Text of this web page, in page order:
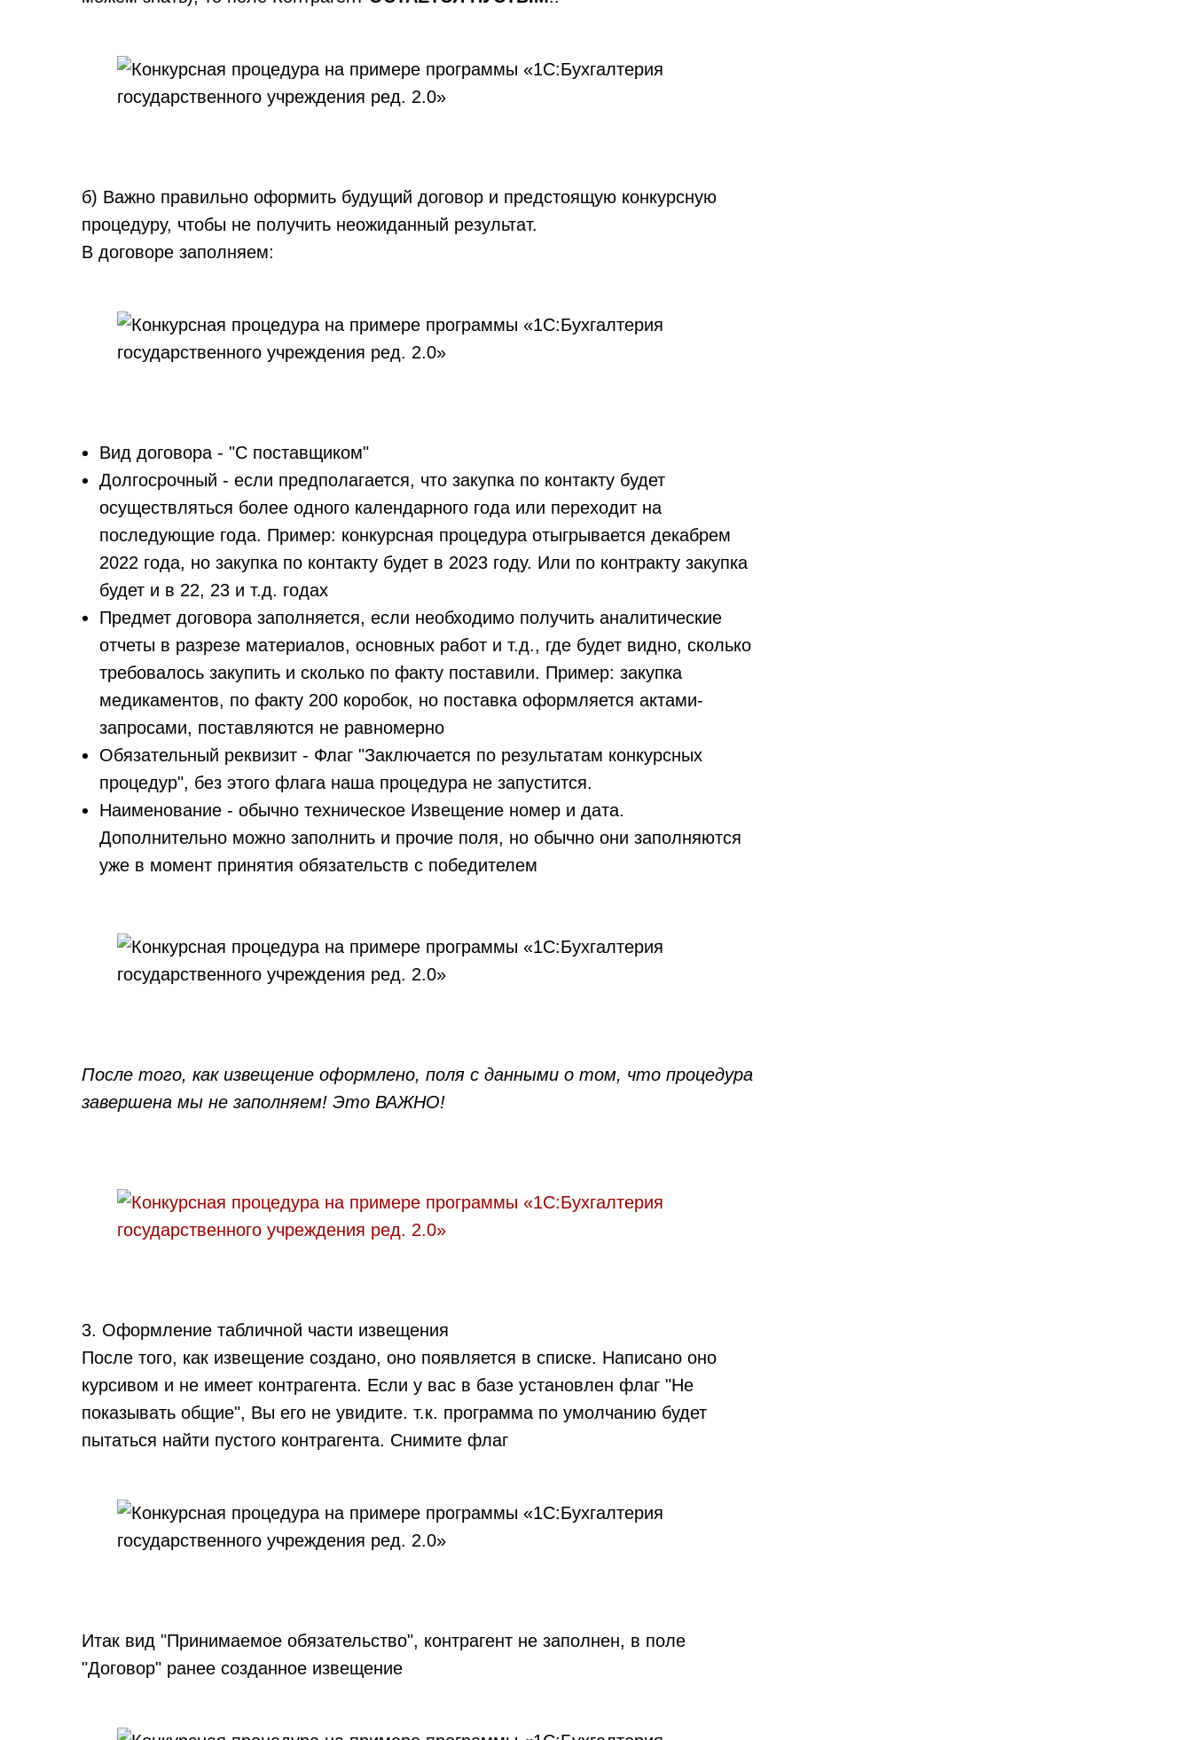
б) Важно правильно оформить будущий договор и предстоящую конкурсную
процедуру, чтобы не получить неожиданный результат.
В договоре заполняем:
Вид договора - "С поставщиком"
Долгосрочный - если предполагается, что закупка по контакту будет
осуществляться более одного календарного года или переходит на
последующие года. Пример: конкурсная процедура отыгрывается декабрем
2022 года, но закупка по контакту будет в 2023 году. Или по контракту закупка
будет и в 22, 23 и т.д. годах
Предмет договора заполняется, если необходимо получить аналитические
отчеты в разрезе материалов, основных работ и т.д., где будет видно, сколько
требовалось закупить и сколько по факту поставили. Пример: закупка
медикаментов, по факту 200 коробок, но поставка оформляется актами-
запросами, поставляются не равномерно
Обязательный реквизит - Флаг "Заключается по результатам конкурсных
процедур", без этого флага наша процедура не запустится.
Наименование - обычно техническое Извещение номер и дата.
Дополнительно можно заполнить и прочие поля, но обычно они заполняются
уже в момент принятия обязательств с победителем
После того, как извещение оформлено, поля с данными о том, что процедура
завершена мы не заполняем! Это ВАЖНО!
3. Оформление табличной части извещения
После того, как извещение создано, оно появляется в списке. Написано оно
курсивом и не имеет контрагента. Если у вас в базе установлен флаг "Не
показывать общие", Вы его не увидите. т.к. программа по умолчанию будет
пытаться найти пустого контрагента. Снимите флаг
Итак вид "Принимаемое обязательство", контрагент не заполнен, в поле
"Договор" ранее созданное извещение